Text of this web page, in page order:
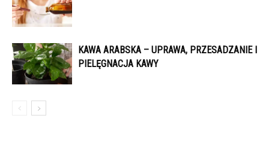
KAWA ARABSKA – UPRAWA, PRZESADZANIE I
PIELĘGNACJA KAWY